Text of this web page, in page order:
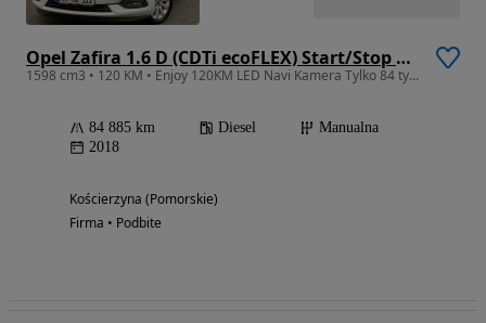
Opel Zafira 1.6 D (CDTi ecoFLEX) Start/Stop ON
1598 cm3 • 120 KM • Enjoy 120KM LED Navi Kamera Tylko 84 tys.km 5-Miejsc Okazja!
84 885 km Diesel
Manualna
2018
Kościerzyna (Pomorskie)
Firma • Podbite